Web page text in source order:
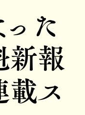
た
報
ス